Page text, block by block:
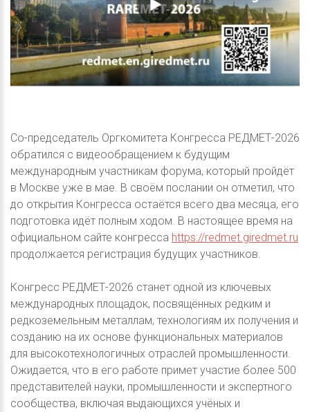
Со-председатель Оргкомитета Конгресса РЕДМЕТ-2026
обратился с видеообращением к будущим
международным участникам форума, который пройдёт
в Москве уже в мае. В своём послании он отметил, что
до открытия Конгресса остаётся всего два месяца, его
подготовка идёт полным ходом. В настоящее время на
официальном сайте конгресса https://redmet.giredmet.ru
продолжается регистрация будущих участников.
Конгресс РЕДМЕТ-2026 станет одной из ключевых
международных площадок, посвящённых редким и
редкоземельным металлам, технологиям их получения и
созданию на их основе функциональных материалов
для высокотехнологичных отраслей промышленности.
Ожидается, что в его работе примет участие более 500
представителей науки, промышленности и экспертного
сообщества, включая выдающихся учёных и